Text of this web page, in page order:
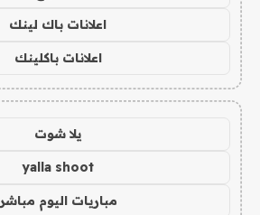
اعلانات باك لينك
اعلانات باكلينك
يلا شوت
yalla shoot
مباريات اليوم مباشر